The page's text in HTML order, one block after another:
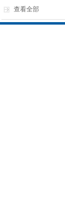
查看全部